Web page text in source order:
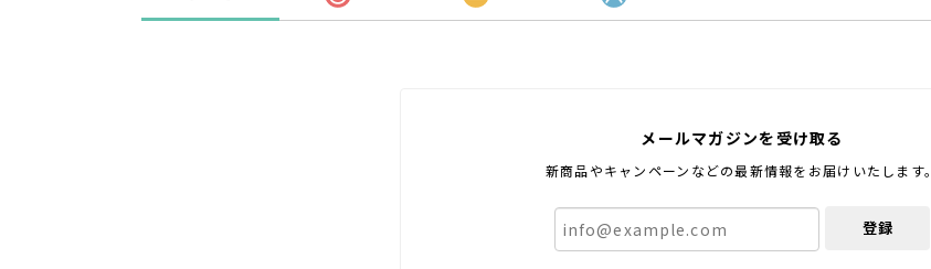
メールマガジンを受け取る
新商品やキャンペーンなどの最新情報をお届けいたします。
登録